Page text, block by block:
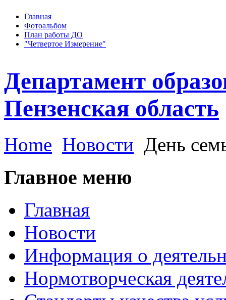
Главная
Фотоальбом
План работы ДО
"Четвертое Измерение"
Департамент
Пензенская область
Home Новости День
Главное меню
Главная
Новости
Информация о
Нормотворческая